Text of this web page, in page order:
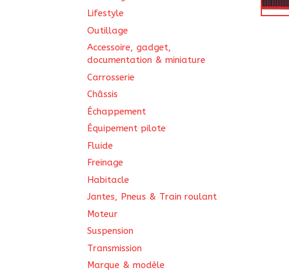
Lifestyle
Outillage
Accessoire, gadget,
documentation & miniature
Carrosserie
Châssis
Échappement
Équipement pilote
Fluide
Freinage
Habitacle
Jantes, Pneus & Train roulant
Moteur
Suspension
Transmission
Marque & modèle